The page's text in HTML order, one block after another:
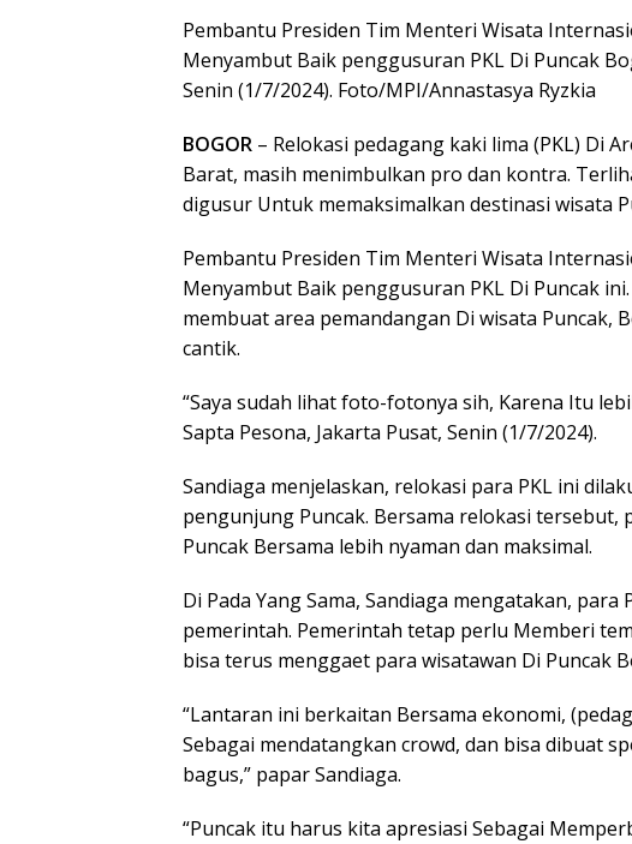
Pembantu Presiden Tim Menteri Wisata
Menyambut Baik penggusuran PKL Di Puncak
Senin (1/7/2024). Foto/MPI/Annastasya Ryzkia
BOGOR – Relokasi pedagang kaki lima (PKL) Di
Barat, masih menimbulkan pro dan kontra.
digusur Untuk memaksimalkan destinasi wisata
Pembantu Presiden Tim Menteri Wisata
Menyambut Baik penggusuran PKL Di Puncak
membuat area pemandangan Di wisata Puncak,
cantik.
“Saya sudah lihat foto-fotonya sih, Karena Itu
Sapta Pesona, Jakarta Pusat, Senin (1/7/2024).
Sandiaga menjelaskan, relokasi para PKL ini
pengunjung Puncak. Bersama relokasi tersebut,
Puncak Bersama lebih nyaman dan maksimal.
Di Pada Yang Sama, Sandiaga mengatakan,
pemerintah. Pemerintah tetap perlu Memberi
bisa terus menggaet para wisatawan Di Puncak
“Lantaran ini berkaitan Bersama ekonomi,
Sebagai mendatangkan crowd, dan bisa dibuat
bagus,” papar Sandiaga.
“Puncak itu harus kita apresiasi Sebagai